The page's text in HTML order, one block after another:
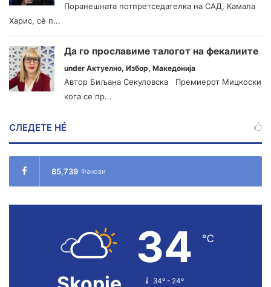
Поранешната потпретседателка на САД, Камала
Харис, сè п...
Да го прославиме талогот на фекалиите
under Актуелно, Избор, Македонија
Автор Биљана Секуловска Премиерот Мицкоски
кога се пр...
СЛЕДЕТЕ НÉ
85,739 Фанови
34 ℃
34º - 24º